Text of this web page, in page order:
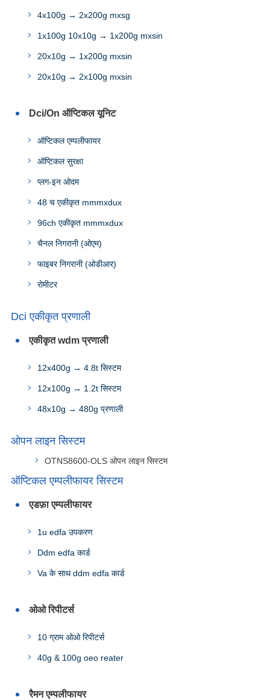
4x100g → 2x200g mxsg
1x100g 10x10g → 1x200g mxsin
20x10g → 1x200g mxsin
20x10g → 2x100g mxsin
Dci/On ऑप्टिकल यूनिट
ऑप्टिकल एम्पलीफायर
ऑप्टिकल सुरक्षा
प्लग-इन ओदम
48 च एकीकृत mmmxdux
96ch एकीकृत mmmxdux
चैनल निगरानी (ओएम)
फाइबर निगरानी (ओडीआर)
रोमीटर
Dci एकीकृत प्रणाली
एकीकृत wdm प्रणाली
12x400g → 4.8t सिस्टम
12x100g → 1.2t सिस्टम
48x10g → 480g प्रणाली
ओपन लाइन सिस्टम
OTNS8600-OLS ओपन लाइन सिस्टम
ऑप्टिकल एम्पलीफायर सिस्टम
एडफ़ा एम्पलीफायर
1u edfa उपकरण
Ddm edfa कार्ड
Va के साथ ddm edfa कार्ड
ओओ रिपीटर्स
10 ग्राम ओओ रिपीटर्स
40g & 100g oeo reater
रैमन एम्पलीफायर